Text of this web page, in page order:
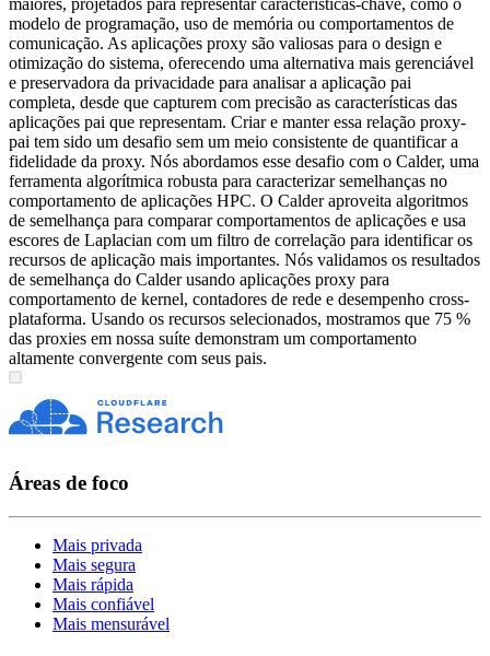
maiores, projetados para representar características-chave, como o
modelo de programação, uso de memória ou comportamentos de
comunicação. As aplicações proxy são valiosas para o design e
otimização do sistema, oferecendo uma alternativa mais gerenciável
e preservadora da privacidade para analisar a aplicação pai
completa, desde que capturem com precisão as características das
aplicações pai que representam. Criar e manter essa relação proxy-
pai tem sido um desafio sem um meio consistente de quantificar a
fidelidade da proxy. Nós abordamos esse desafio com o Calder, uma
ferramenta algorítmica robusta para caracterizar semelhanças no
comportamento de aplicações HPC. O Calder aproveita algoritmos
de semelhança para comparar comportamentos de aplicações e usa
escores de Laplacian com um filtro de correlação para identificar os
recursos de aplicação mais importantes. Nós validamos os resultados
de semelhança do Calder usando aplicações proxy para
comportamento de kernel, contadores de rede e desempenho cross-
plataforma. Usando os recursos selecionados, mostramos que 75 %
das proxies em nossa suíte demonstram um comportamento
altamente convergente com seus pais.
Áreas de foco
Mais privada
Mais segura
Mais rápida
Mais confiável
Mais mensurável